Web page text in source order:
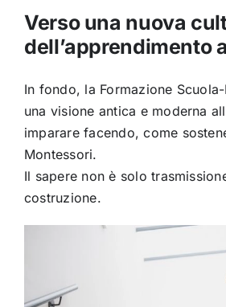
Verso una nuova
dell’apprendimento
In fondo, la Formazione
una visione antica e moderna
imparare facendo, come
Montessori.
Il sapere non è solo
costruzione.